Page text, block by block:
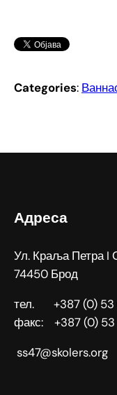
Categories:
Адреса
Ул. Краља Петра I
74450 Брод
тел. +387 (0) 53
факс: +387 (0) 53
ss47@skolers.org